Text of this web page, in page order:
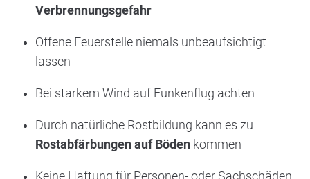
Verbrennungsgefahr
Offene Feuerstelle niemals unbeaufsichtigt
lassen
Bei starkem Wind auf Funkenflug achten
Durch natürliche Rostbildung kann es zu
Rostabfärbungen auf Bödenkommen
Keine Haftung für Personen- oder Sachschäden